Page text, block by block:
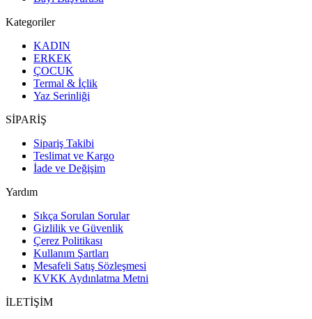
Kategoriler
KADIN
ERKEK
ÇOCUK
Termal & İçlik
Yaz Serinliği
SİPARİŞ
Sipariş Takibi
Teslimat ve Kargo
İade ve Değişim
Yardım
Sıkça Sorulan Sorular
Gizlilik ve Güvenlik
Çerez Politikası
Kullanım Şartları
Mesafeli Satış Sözleşmesi
KVKK Aydınlatma Metni
İLETİŞİM